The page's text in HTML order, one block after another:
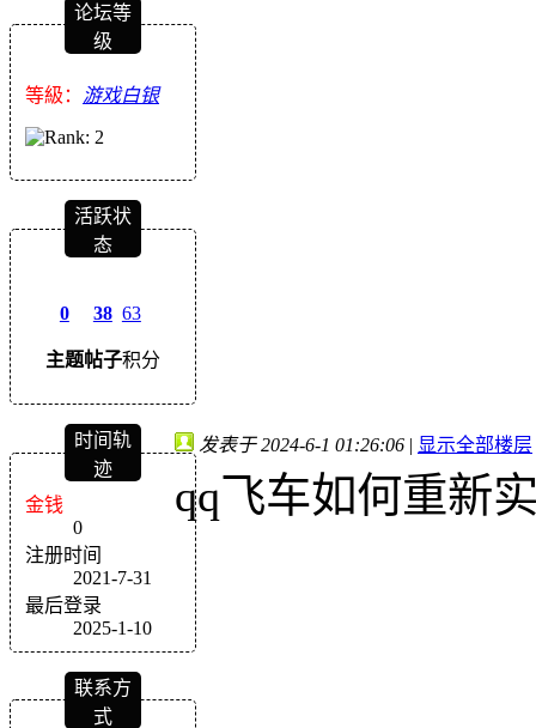
论坛等
级
等級： 游戏白银
活跃状
态
0
主题
38
帖子
63
积分
时间轨
迹
金钱
0
注册时间
2021-7-31
最后登录
2025-1-10
联系方
式
发表于 2024-6-1 01:26:06 | 显示全部楼层
qq飞车如何重新